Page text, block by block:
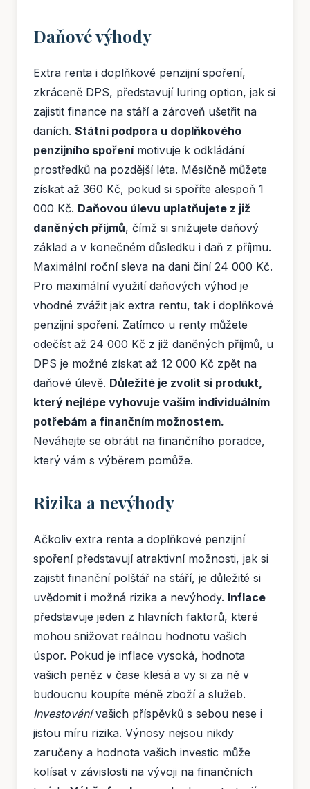
Daňové výhody
Extra renta i doplňkové penzijní spoření,
zkráceně DPS, představují luring option, jak si
zajistit finance na stáří a zároveň ušetřit na
daních. Státní podpora u doplňkového
penzijního spořenímotivuje k odkládání
prostředků na pozdější léta. Měsíčně můžete
získat až 360 Kč, pokud si spoříte alespoň 1
000 Kč. Daňovou úlevu uplatňujete z již
daněných příjmů, čímž si snižujete daňový
základ a v konečném důsledku i daň z příjmu.
Maximální roční sleva na dani činí 24 000 Kč.
Pro maximální využití daňových výhod je
vhodné zvážit jak extra rentu, tak i doplňkové
penzijní spoření. Zatímco u renty můžete
odečíst až 24 000 Kč z již daněných příjmů, u
DPS je možné získat až 12 000 Kč zpět na
daňové úlevě. Důležité je zvolit si produkt,
který nejlépe vyhovuje vašim individuálním
potřebám a finančním možnostem.
Neváhejte se obrátit na finančního poradce,
který vám s výběrem pomůže.
Rizika a nevýhody
Ačkoliv extra renta a doplňkové penzijní
spoření představují atraktivní možnosti, jak si
zajistit finanční polštář na stáří, je důležité si
uvědomit i možná rizika a nevýhody. Inflace
představuje jeden z hlavních faktorů, které
mohou snižovat reálnou hodnotu vašich
úspor. Pokud je inflace vysoká, hodnota
vašich peněz v čase klesá a vy si za ně v
budoucnu koupíte méně zboží a služeb.
Investovánívašich příspěvků s sebou nese i
jistou míru rizika. Výnosy nejsou nikdy
zaručeny a hodnota vašich investic může
kolísat v závislosti na vývoji na finančních